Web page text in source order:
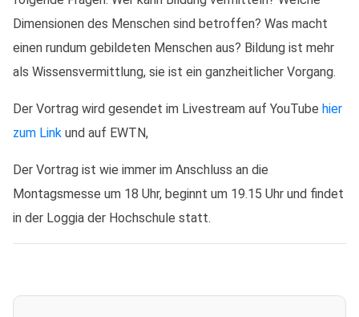
Dimensionen des Menschen sind betroffen? Was macht
einen rundum gebildeten Menschen aus? Bildung ist mehr
als Wissensvermittlung, sie ist ein ganzheitlicher Vorgang.
Der Vortrag wird gesendet im Livestream auf YouTube hier
zum Link und auf EWTN,
Der Vortrag ist wie immer im Anschluss an die
Montagsmesse um 18 Uhr, beginnt um 19.15 Uhr und findet
in der Loggia der Hochschule statt.